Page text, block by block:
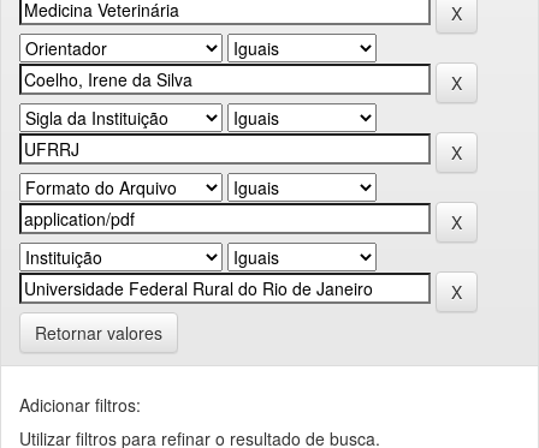
Retornar valores
Adicionar filtros:
Utilizar filtros para refinar o resultado de busca.